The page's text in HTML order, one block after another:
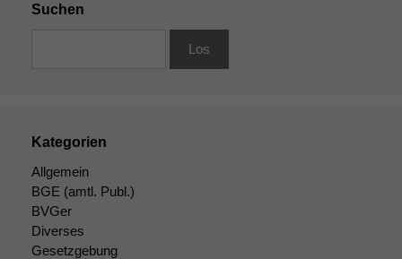
Suchen
Kategorien
Allgemein
BGE (amtl. Publ.)
BVGer
Diverses
Gesetzgebung